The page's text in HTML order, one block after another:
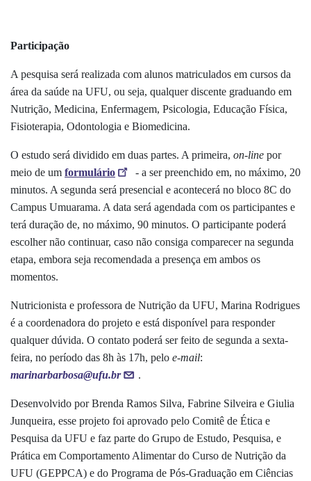
Participação
A pesquisa será realizada com alunos matriculados em cursos da
área da saúde na UFU, ou seja, qualquer discente graduando em
Nutrição, Medicina, Enfermagem, Psicologia, Educação Física,
Fisioterapia, Odontologia e Biomedicina.
O estudo será dividido em duas partes. A primeira, on-line por
meio de um formulário
- a ser preenchido em, no máximo, 20
minutos. A segunda será presencial e acontecerá no bloco 8C do
Campus Umuarama. A data será agendada com os participantes e
terá duração de, no máximo, 90 minutos. O participante poderá
escolher não continuar, caso não consiga comparecer na segunda
etapa, embora seja recomendada a presença em ambos os
momentos.
Nutricionista e professora de Nutrição da UFU, Marina Rodrigues
é a coordenadora do projeto e está disponível para responder
qualquer dúvida. O contato poderá ser feito de segunda a sexta-
feira, no período das 8h às 17h, pelo e-mail:
marinarbarbosa@ufu.br
.
Desenvolvido por Brenda Ramos Silva, Fabrine Silveira e Giulia
Junqueira, esse projeto foi aprovado pelo Comitê de Ética e
Pesquisa da UFU e faz parte do Grupo de Estudo, Pesquisa, e
Prática em Comportamento Alimentar do Curso de Nutrição da
UFU (GEPPCA) e do Programa de Pós-Graduação em Ciências